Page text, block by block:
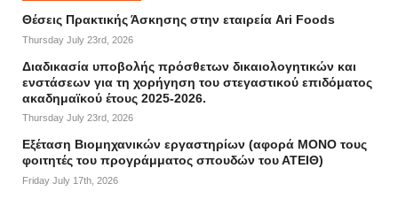
Θέσεις Πρακτικής Άσκησης στην εταιρεία Ari Foods
Thursday July 23rd, 2026
Διαδικασία υποβολής πρόσθετων δικαιολογητικών και
ενστάσεων για τη χορήγηση του στεγαστικού επιδόματος
ακαδημαϊκού έτους 2025-2026.
Thursday July 23rd, 2026
Εξέταση Βιομηχανικών εργαστηρίων (αφορά ΜΟΝΟ τους
φοιτητές του προγράμματος σπουδών του ΑΤΕΙΘ)
Friday July 17th, 2026